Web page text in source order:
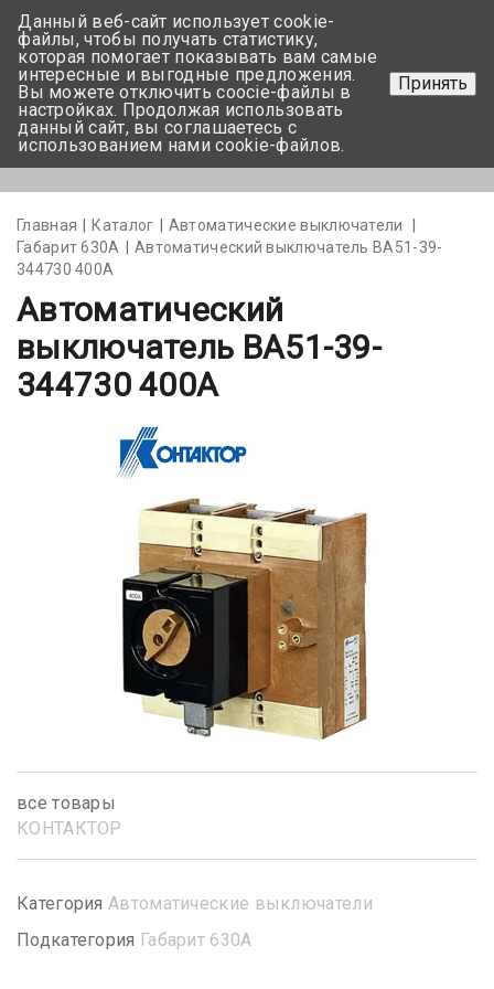
+375 17-350-99-56
+375 44-752-82-08
Задать вопрос
Главная Каталог
Автоматические выключатели
Габарит 630А
Автоматический выключатель ВА51-39-
344730 400А
Автоматический
выключатель ВА51-39-
344730 400А
все товары
КОНТАКТОР
Категория Автоматические выключатели
Подкатегория Габарит 630А
Данный веб-сайт использует cookie-
файлы, чтобы получать статистику,
которая помогает показывать вам самые
интересные и выгодные предложения.
Вы можете отключить coocie-файлы в
настройках. Продолжая использовать
данный сайт, вы соглашаетесь с
использованием нами cookie-файлов.
Принять